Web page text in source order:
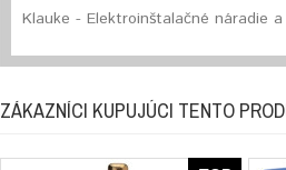
Klauke - Elektroinštalačné náradie
ZÁKAZNÍCI KUPUJÚCI TENTO